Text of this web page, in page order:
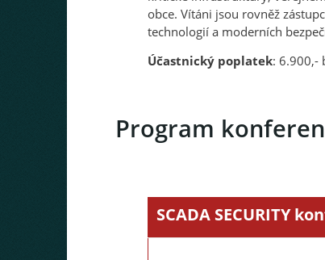
obce. Vítáni jsou rovněž
technologií a moderních
Účastnický poplatek: 6.900,-
Program
SCADA SECURITY